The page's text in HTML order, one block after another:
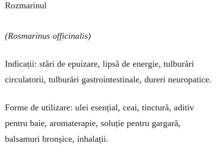
Rozmarinul
(Rosmarinus officinalis)
Indicații: stări de epuizare, lipsă de energie, tulburări
circu­latorii, tulburări gastrointestinale, dureri neuropatice.
Forme de utilizare: ulei esențial, ceai, tinctură, aditiv
pentru baie, aromaterapie, soluție pentru gargară,
balsamuri bronșice, inhalații.